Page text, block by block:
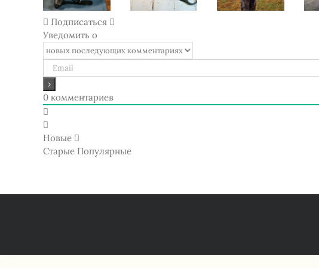
Китая
разных
подшлемник
Подписаться
Уведомить о
0 комментариев
Новые
Старые Популярные